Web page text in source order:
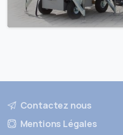
Contactez nous
Mentions Légales